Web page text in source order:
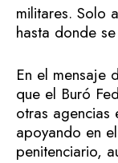
militares. Solo
hasta donde
En el mensaje
que el Buró
otras agencias
apoyando en
penitenciario,